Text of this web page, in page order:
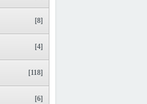
[8]
[4]
[118]
[6]